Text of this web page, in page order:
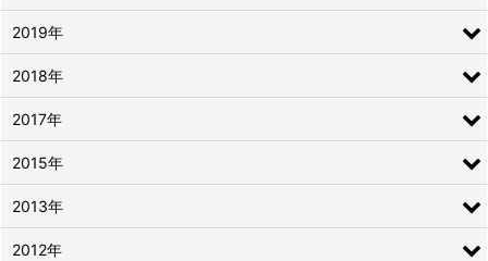
2019年
2018年
2017年
2015年
2013年
2012年